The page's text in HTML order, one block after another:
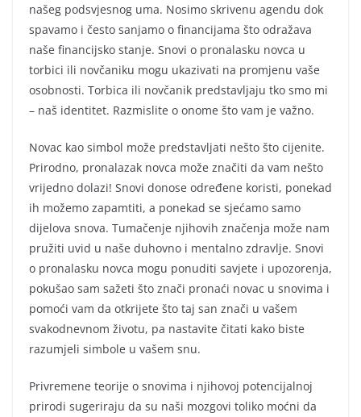
našeg podsvjesnog uma. Nosimo skrivenu agendu dok
spavamo i često sanjamo o financijama što odražava
naše financijsko stanje. Snovi o pronalasku novca u
torbici ili novčaniku mogu ukazivati na promjenu vaše
osobnosti. Torbica ili novčanik predstavljaju tko smo mi
– naš identitet. Razmislite o onome što vam je važno.
Novac kao simbol može predstavljati nešto što cijenite.
Prirodno, pronalazak novca može značiti da vam nešto
vrijedno dolazi! Snovi donose određene koristi, ponekad
ih možemo zapamtiti, a ponekad se sjećamo samo
dijelova snova. Tumačenje njihovih značenja može nam
pružiti uvid u naše duhovno i mentalno zdravlje. Snovi
o pronalasku novca mogu ponuditi savjete i upozorenja,
pokušao sam sažeti što znači pronaći novac u snovima i
pomoći vam da otkrijete što taj san znači u vašem
svakodnevnom životu, pa nastavite čitati kako biste
razumjeli simbole u vašem snu.
Privremene teorije o snovima i njihovoj potencijalnoj
prirodi sugeriraju da su naši mozgovi toliko moćni da